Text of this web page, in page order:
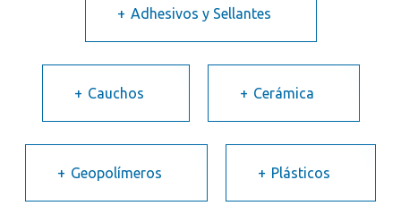
Adhesivos y Sellantes
Cauchos Cerámica
Geopolímeros Plásticos